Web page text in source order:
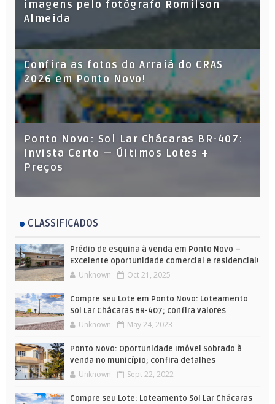
imagens pelo fotógrafo Romilson
Almeida
Confira as fotos do Arraiá do CRAS
2026 em Ponto Novo!
Ponto Novo: Sol Lar Chácaras BR-407:
Invista Certo — Últimos Lotes +
Preços
CLASSIFICADOS
Prédio de esquina à venda em Ponto Novo –
Excelente oportunidade comercial e residencial!
Unknown Oct 21, 2025
Compre seu Lote em Ponto Novo: Loteamento
Sol Lar Chácaras BR-407; confira valores
Unknown May 24, 2023
Ponto Novo: Oportunidade Imóvel Sobrado à
venda no município; confira detalhes
Unknown Sept 22, 2022
Compre seu Lote: Loteamento Sol Lar Chácaras